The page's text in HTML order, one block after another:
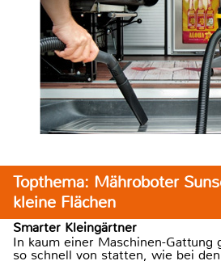
Topthema: Mähroboter
kleine Flächen
Smarter Kleingärtner
In kaum einer Maschinen-Gattung
so schnell von statten, wie bei